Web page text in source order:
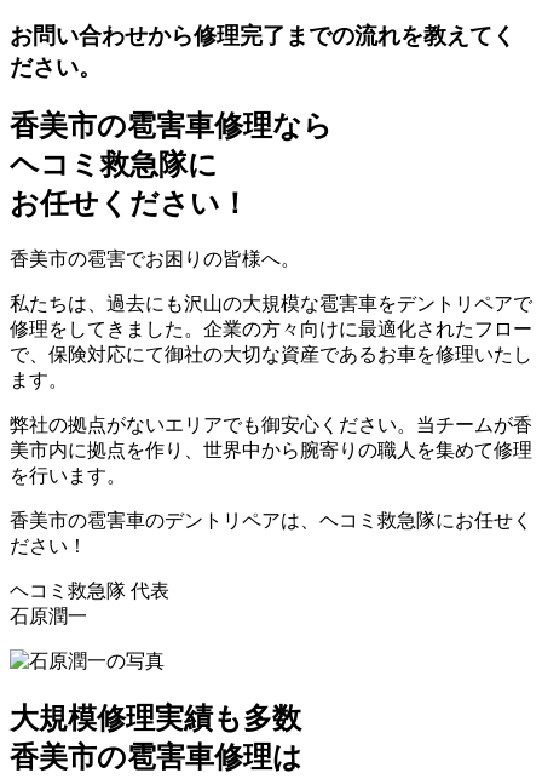
お問い合わせから修理完了までの流れを教えてく
ださい。
香美市の雹害車修理なら
ヘコミ救急隊に
お任せください！
香美市の雹害でお困りの皆様へ。
私たちは、過去にも沢山の大規模な雹害車をデントリペアで
修理をしてきました。企業の方々向けに最適化されたフロー
で、保険対応にて御社の大切な資産であるお車を修理いたし
ます。
弊社の拠点がないエリアでも御安心ください。当チームが香
美市内に拠点を作り、世界中から腕寄りの職人を集めて修理
を行います。
香美市の雹害車のデントリペアは、ヘコミ救急隊にお任せく
ださい！
ヘコミ救急隊 代表
石原潤一
大規模修理実績も多数
香美市の雹害車修理は